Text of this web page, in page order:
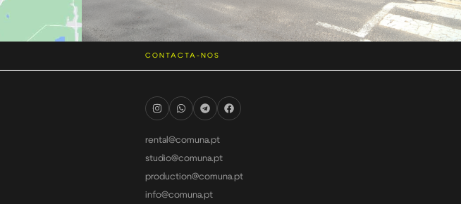
CONTACTA-NOS
rental@comuna.pt
studio@comuna.pt
production@comuna.pt
info@comuna.pt